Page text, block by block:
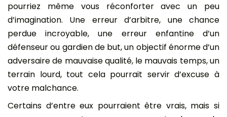
pourriez même vous réconforter avec un peu
d’imagination. Une erreur d’arbitre, une chance
perdue incroyable, une erreur enfantine d’un
défenseur ou gardien de but, un objectif énorme d’un
adversaire de mauvaise qualité, le mauvais temps, un
terrain lourd, tout cela pourrait servir d’excuse à
votre malchance.
Certains d’entre eux pourraient être vrais, mais si